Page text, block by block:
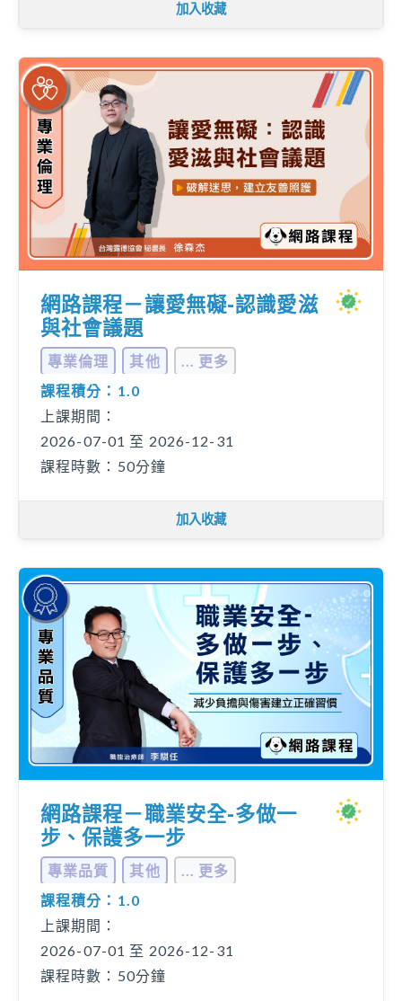
加入收藏
網路課程－讓愛無礙-認識愛滋
與社會議題
專業倫理 其他
... 更多
課程積分：1.0
上課期間：
2026-07-01 至 2026-12-31
課程時數：50分鐘
加入收藏
網路課程－職業安全-多做一
步、保護多一步
專業品質 其他
... 更多
課程積分：1.0
上課期間：
2026-07-01 至 2026-12-31
課程時數：50分鐘